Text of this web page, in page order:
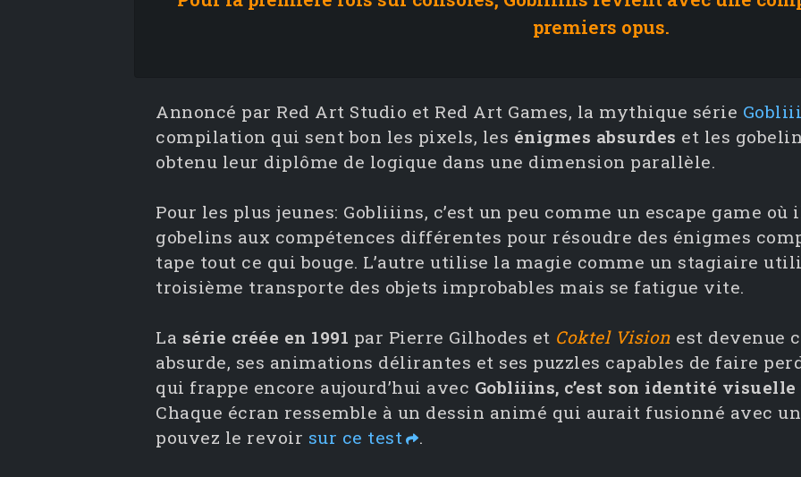
premiers opus.
Annoncé par Red Art Studio et Red Art Games, la mythique série
compilation qui sent bon les pixels, les énigmes absurdes et les
obtenu leur diplôme de logique dans une dimension parallèle.
Pour les plus jeunes: Gobliiins, c’est un peu comme un escape game
gobelins aux compétences différentes pour résoudre des énigmes
tape tout ce qui bouge. L’autre utilise la magie comme un stagiaire
troisième transporte des objets improbables mais se fatigue vite.
La série créée en 1991 par Pierre Gilhodes et Coktel Vision est devenue
absurde, ses animations délirantes et ses puzzles capables de faire
qui frappe encore aujourd’hui avec Gobliiins, c’est son identité
Chaque écran ressemble à un dessin animé qui aurait fusionné avec
pouvez le revoir sur ce test .